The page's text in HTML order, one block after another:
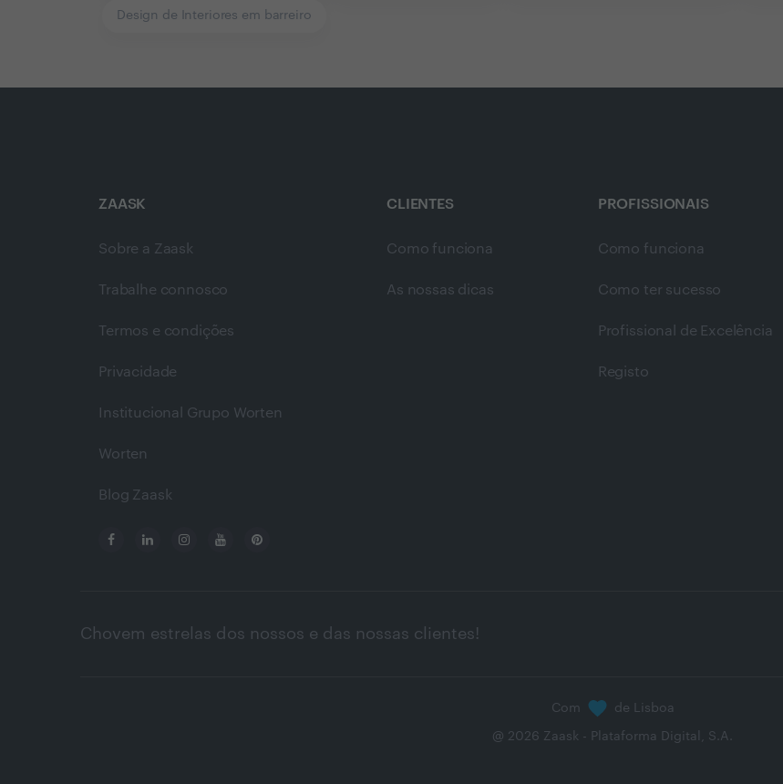
Design de Interiores em barreiro
ZAASK
Sobre a Zaask
Trabalhe connosco
Termos e condições
Privacidade
Institucional Grupo Worten
Worten
Blog Zaask
CLIENTES
Como funciona
As nossas dicas
PROFISSIONAIS
Como funciona
Como ter sucesso
Profissional de Excelência
Registo
Chovem estrelas dos nossos e das nossas clientes!
Com de Lisboa
@ 2026 Zaask - Plataforma Digital, S.A.